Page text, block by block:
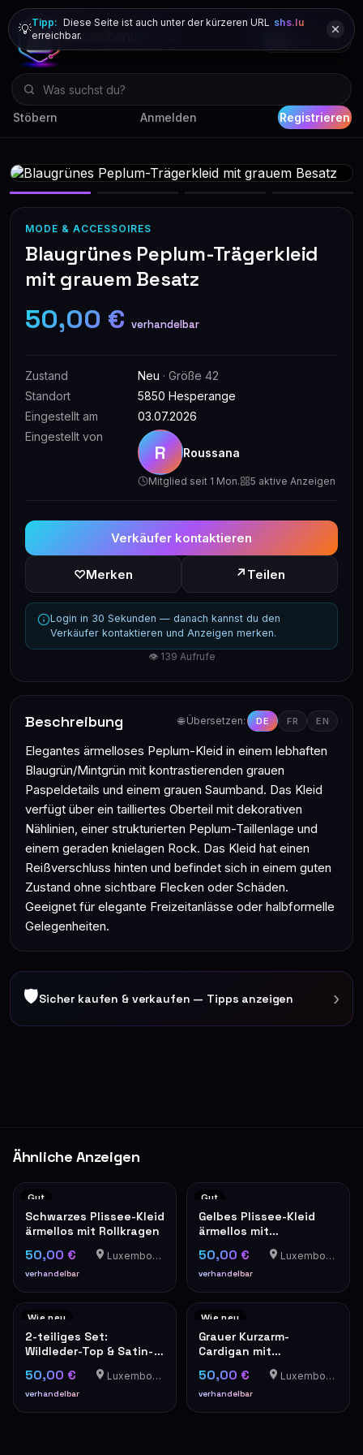
Stöbern Anmelden Registrieren
💡Tipp: Diese Seite ist auch unter der kürzeren URL shs.lu
erreichbar.
MODE & ACCESSOIRES
Blaugrünes Peplum-Trägerkleid
mit grauem Besatz
50,00 € verhandelbar
Zustand Neu · Größe 42
Standort
5850 Hesperange
Eingestellt am
03.07.2026
Eingestellt von
R Roussana
Mitglied seit 1 Mon. 5 aktive Anzeigen
Verkäufer kontaktieren
♡Merken ↗ Teilen
Login in 30 Sekunden — danach kannst du den
Verkäufer kontaktieren und Anzeigen merken.
👁 139 Aufrufe
Beschreibung 🌐 Übersetzen: DE FR EN
Elegantes ärmelloses Peplum-Kleid in einem lebhaften
Blaugrün/Mintgrün mit kontrastierenden grauen
Paspeldetails und einem grauen Saumband. Das Kleid
verfügt über ein tailliertes Oberteil mit dekorativen
Nählinien, einer strukturierten Peplum-Taillenlage und
einem geraden knielagen Rock. Das Kleid hat einen
Reißverschluss hinten und befindet sich in einem guten
Zustand ohne sichtbare Flecken oder Schäden.
Geeignet für elegante Freizeitanlässe oder halbformelle
Gelegenheiten.
🛡Sicher kaufen & verkaufen — Tipps anzeigen ›
Ähnliche Anzeigen
Gut
Schwarzes Plissee-Kleid
ärmellos mit Rollkragen
50,00 €
verhandelbar
Luxembourg-Cents
Gut
Gelbes Plissee-Kleid
ärmellos mit
Stehkragen elegant
50,00 €
verhandelbar
Luxembourg-Cents
Wie neu
2-teiliges Set:
Wildleder-Top & Satin-
Trägerbluse in Camel
50,00 €
verhandelbar
Luxembourg-Cents
Wie neu
Grauer Kurzarm-
Cardigan mit
Perlenverzierung und
Tweed-Optik
50,00 €
verhandelbar
Luxembourg-Cents